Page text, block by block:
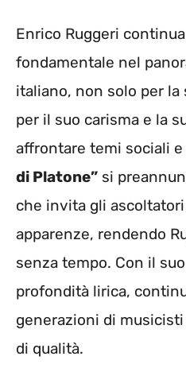
Enrico Ruggeri
fondamentale nel
italiano, non solo per la
per il suo carisma e la
affrontare temi sociali
di Platone” si
che invita gli
apparenze, rendendo
senza tempo. Con il
profondità lirica,
generazioni di
di qualità.